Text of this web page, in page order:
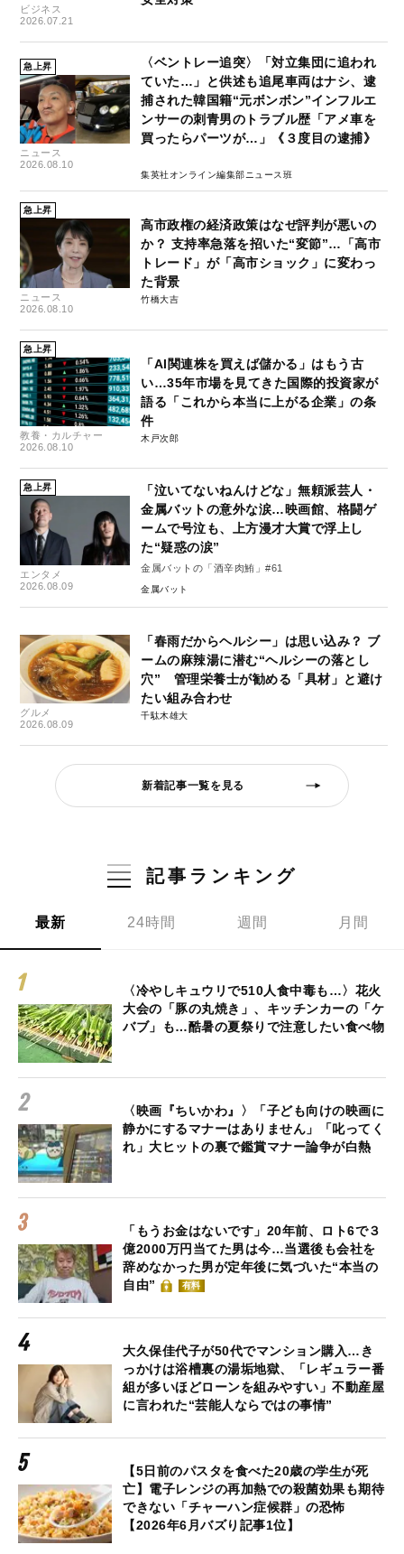
ビジネス
2026.07.21
急上昇
ニュース
2026.08.10
〈ベントレー追突〉「対立集団に追われ
ていた…」と供述も追尾車両はナシ、逮
捕された韓国籍“元ボンボン”インフルエ
ンサーの刺青男のトラブル歴「アメ車を
買ったらパーツが…」《３度目の逮捕》
集英社オンライン編集部ニュース班
急上昇
ニュース
2026.08.10
高市政権の経済政策はなぜ評判が悪いの
か？ 支持率急落を招いた“変節”…「高市
トレード」が「高市ショック」に変わっ
た背景
竹橋大吉
急上昇
教養・カルチャー
2026.08.10
「AI関連株を買えば儲かる」はもう古
い…35年市場を見てきた国際的投資家が
語る「これから本当に上がる企業」の条
件
木戸次郎
急上昇
エンタメ
2026.08.09
「泣いてないねんけどな」無頼派芸人・
金属バットの意外な涙…映画館、格闘ゲ
ームで号泣も、上方漫才大賞で浮上し
た“疑惑の涙”
金属バットの「酒辛肉鮪」#61
金属バット
グルメ
2026.08.09
「春雨だからヘルシー」は思い込み？ ブ
ームの麻辣湯に潜む“ヘルシーの落とし
穴” 管理栄養士が勧める「具材」と避け
たい組み合わせ
千駄木雄大
新着記事一覧を見る
記事ランキング
最新 24時間 週間 月間
〈冷やしキュウリで510人食中毒も…〉花火
大会の「豚の丸焼き」、キッチンカーの「ケ
バブ」も…酷暑の夏祭りで注意したい食べ物
〈映画『ちいかわ』〉「子ども向けの映画に
静かにするマナーはありません」「叱ってく
れ」大ヒットの裏で鑑賞マナー論争が白熱
「もうお金はないです」20年前、ロト6で３
億2000万円当てた男は今…当選後も会社を
辞めなかった男が定年後に気づいた“本当の
自由”
有料
大久保佳代子が50代でマンション購入…き
っかけは浴槽裏の湯垢地獄、「レギュラー番
組が多いほどローンを組みやすい」不動産屋
に言われた“芸能人ならではの事情”
【5日前のパスタを食べた20歳の学生が死
亡】電子レンジの再加熱での殺菌効果も期待
できない「チャーハン症候群」の恐怖
【2026年6月バズり記事1位】